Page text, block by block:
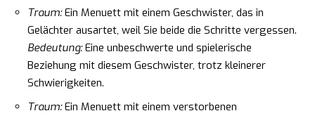
Traum:Ein Menuett mit einem Geschwister, das in
Gelächter ausartet, weil Sie beide die Schritte vergessen.
Bedeutung:Eine unbeschwerte und spielerische
Beziehung mit diesem Geschwister, trotz kleinerer
Schwierigkeiten.
Traum:Ein Menuett mit einem verstorbenen